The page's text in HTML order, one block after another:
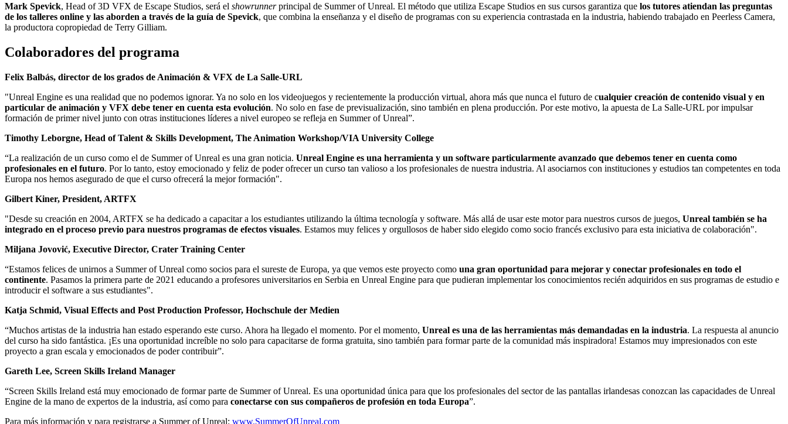
Mark Spevick, Head of 3D VFX de Escape Studios, será el showrunnerprincipal de Summer of Unreal. El método que utiliza Escape Studios en sus cursos garantiza que los tutores atiendan las preguntas
de los talleres online y las aborden a través de la guía de Spevick, que combina la enseñanza y el diseño de programas con su experiencia contrastada en la industria, habiendo trabajado en Peerless Camera,
la productora copropiedad de Terry Gilliam.
Colaboradores del programa
Felix Balbás, director de los grados de Animación & VFX de La Salle-URL
"Unreal Engine es una realidad que no podemos ignorar. Ya no solo en los videojuegos y recientemente la producción virtual, ahora más que nunca el futuro de cualquier creación de contenido visual y en
particular de animación y VFX debe tener en cuenta esta evolución. No solo en fase de previsualización, sino también en plena producción. Por este motivo, la apuesta de La Salle-URL por impulsar
formación de primer nivel junto con otras instituciones líderes a nivel europeo se refleja en Summer of Unreal”.
Timothy Leborgne, Head of Talent & Skills Development, The Animation Workshop/VIA University College
“La realización de un curso como el de Summer of Unreal es una gran noticia. Unreal Engine es una herramienta y un software particularmente avanzado que debemos tener en cuenta como
profesionales en el futuro. Por lo tanto, estoy emocionado y feliz de poder ofrecer un curso tan valioso a los profesionales de nuestra industria. Al asociarnos con instituciones y estudios tan competentes en toda
Europa nos hemos asegurado de que el curso ofrecerá la mejor formación".
Gilbert Kiner, President, ARTFX
"Desde su creación en 2004, ARTFX se ha dedicado a capacitar a los estudiantes utilizando la última tecnología y software. Más allá de usar este motor para nuestros cursos de juegos, Unreal también se ha
integrado en el proceso previo para nuestros programas de efectos visuales. Estamos muy felices y orgullosos de haber sido elegido como socio francés exclusivo para esta iniciativa de colaboración".
Miljana Jovović, Executive Director, Crater Training Center
“Estamos felices de unirnos a Summer of Unreal como socios para el sureste de Europa, ya que vemos este proyecto como una gran oportunidad para mejorar y conectar profesionales en todo el
continente. Pasamos la primera parte de 2021 educando a profesores universitarios en Serbia en Unreal Engine para que pudieran implementar los conocimientos recién adquiridos en sus programas de estudio e
introducir el software a sus estudiantes".
Katja Schmid, Visual Effects and Post Production Professor, Hochschule der Medien
“Muchos artistas de la industria han estado esperando este curso. Ahora ha llegado el momento. Por el momento, Unreal es una de las herramientas más demandadas en la industria. La respuesta al anuncio
del curso ha sido fantástica. ¡Es una oportunidad increíble no solo para capacitarse de forma gratuita, sino también para formar parte de la comunidad más inspiradora! Estamos muy impresionados con este
proyecto a gran escala y emocionados de poder contribuir”.
Gareth Lee, Screen Skills Ireland Manager
“Screen Skills Ireland está muy emocionado de formar parte de Summer of Unreal. Es una oportunidad única para que los profesionales del sector de las pantallas irlandesas conozcan las capacidades de Unreal
Engine de la mano de expertos de la industria, así como para conectarse con sus compañeros de profesión en toda Europa”.
Para más información y para registrarse a Summer of Unreal: www.SummerOfUnreal.com